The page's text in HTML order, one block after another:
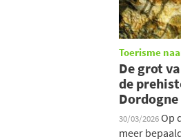
Toerisme
De grot
de
Dordogne
30/03/2026Op
meer